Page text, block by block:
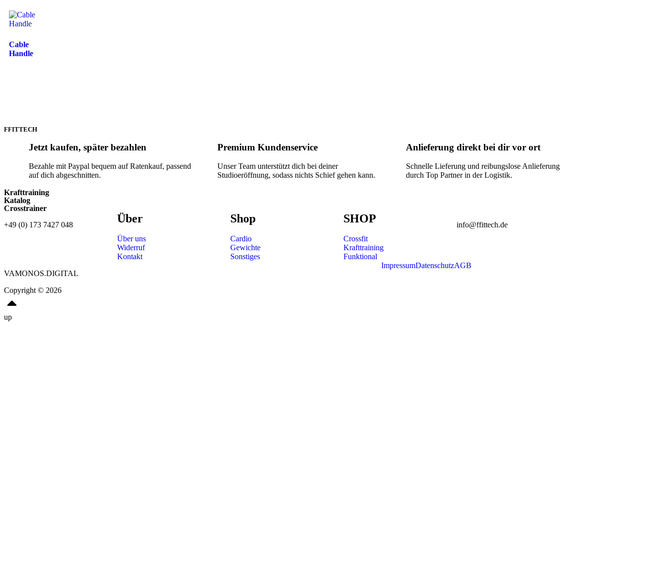
Cable
Handle
FFITTECH
Jetzt kaufen, später bezahlen
Bezahle mit Paypal bequem auf Ratenkauf, passend
auf dich abgeschnitten.
Premium Kundenservice
Unser Team unterstützt dich bei deiner
Studioeröffnung, sodass nichts Schief gehen kann.
Anlieferung direkt bei dir vor ort
Schnelle Lieferung und reibungslose Anlieferung
durch Top Partner in der Logistik.
Krafttraining
Katalog
Crosstrainer
+49 (0) 173 7427 048
Über
Über uns
Widerruf
Kontakt
Shop
Cardio
Gewichte
Sonstiges
SHOP
Crossfit
Krafttraining
Funktional
info@ffittech.de
VAMONOS.DIGITAL
Copyright © 2026
ImpressumDatenschutzAGB
up